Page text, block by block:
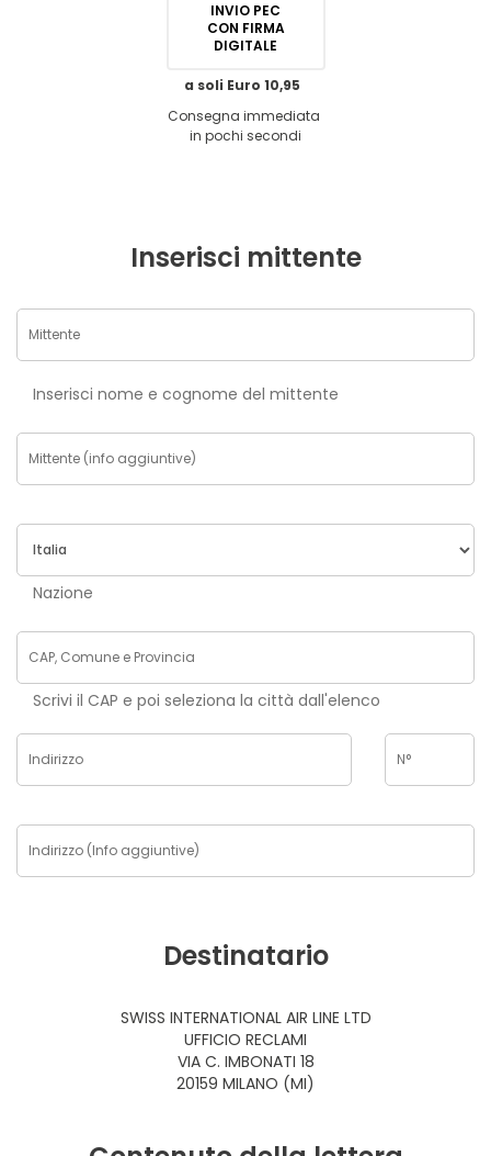
INVIO PEC
CON FIRMA
DIGITALE
a soli Euro 10,95
Consegna immediata
in pochi secondi
Inserisci mittente
Inserisci nome e cognome del mittente
Nazione
Scrivi il CAP e poi seleziona la città dall'elenco
Destinatario
SWISS INTERNATIONAL AIR LINE LTD
UFFICIO RECLAMI
VIA C. IMBONATI 18
20159 MILANO (MI)